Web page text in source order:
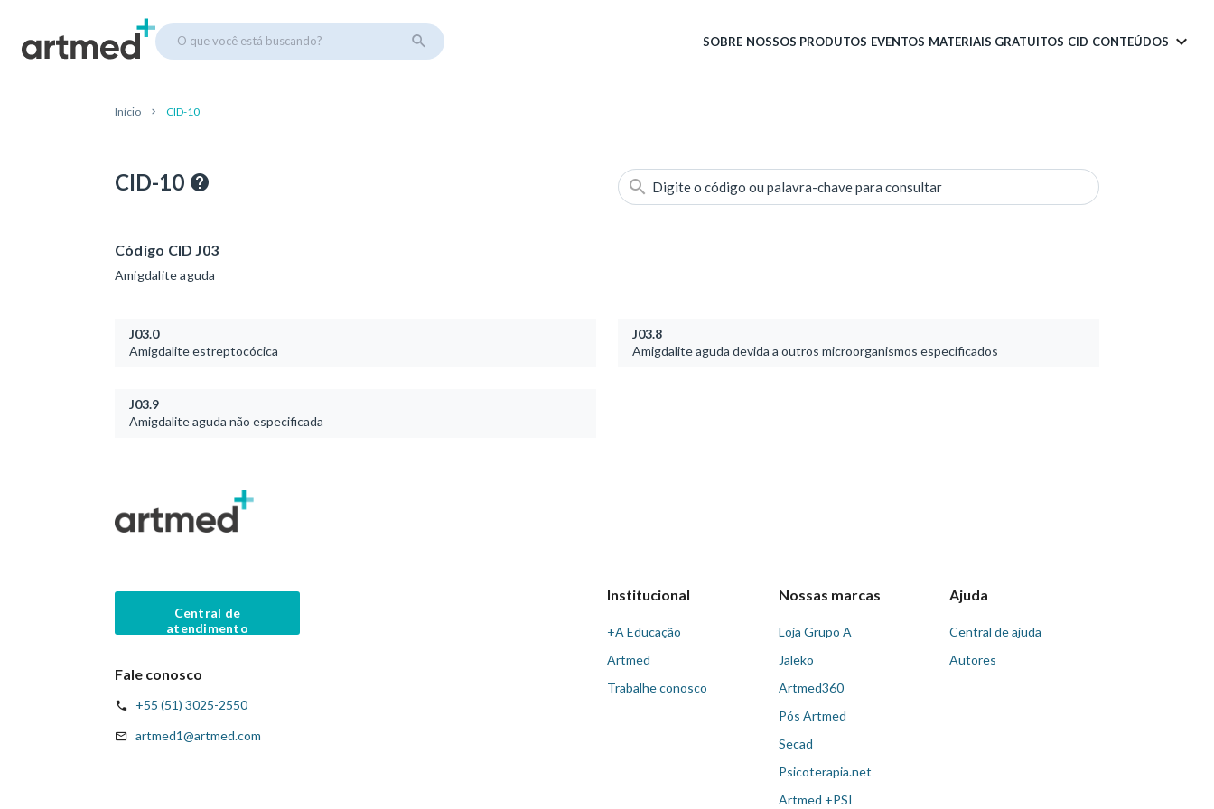
O que você está buscando? SOBRE NOSSOS PRODUTOS EVENTOS MATERIAIS GRATUITOS CID CONTEÚDOS
Início CID-10
CID-10 Digite o código ou palavra-chave para consultar
Código CID J03
Amigdalite aguda
J03.0
Amigdalite estreptocócica
J03.8
Amigdalite aguda devida a outros microorganismos especificados
J03.9
Amigdalite aguda não especificada
Central de
atendimento
Fale conosco
+55 (51) 3025-2550
artmed1@artmed.com
Institucional
+A Educação
Artmed
Trabalhe conosco
Nossas marcas
Loja Grupo A
Jaleko
Artmed360
Pós Artmed
Secad
Psicoterapia.net
Artmed +PSI
Ajuda
Central de ajuda
Autores